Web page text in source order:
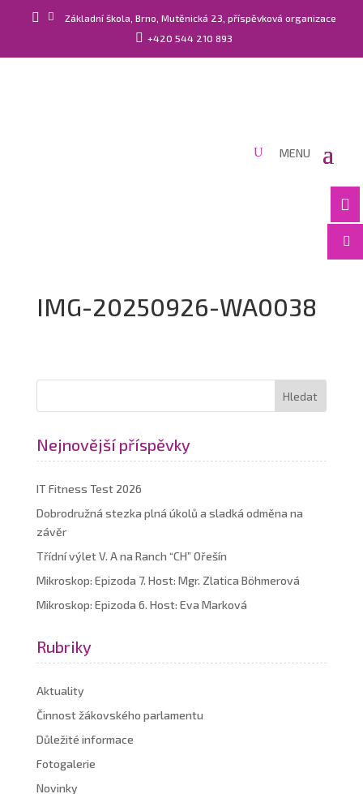
  Základní škola, Brno, Mutěnická 23, příspěvková organizace
 +420 544 210 893


IMG-20250926-WA0038
Nejnovější příspěvky
IT Fitness Test 2026
Dobrodružná stezka plná úkolů a sladká odměna na
závěr
Třídní výlet V. A na Ranch “CH” Ořešín
Mikroskop: Epizoda 7. Host: Mgr. Zlatica Böhmerová
Mikroskop: Epizoda 6. Host: Eva Marková
Rubriky
Aktuality
Činnost žákovského parlamentu
Důležité informace
Fotogalerie
Novinky